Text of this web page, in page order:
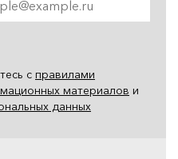
с правилами
материалов и
данных